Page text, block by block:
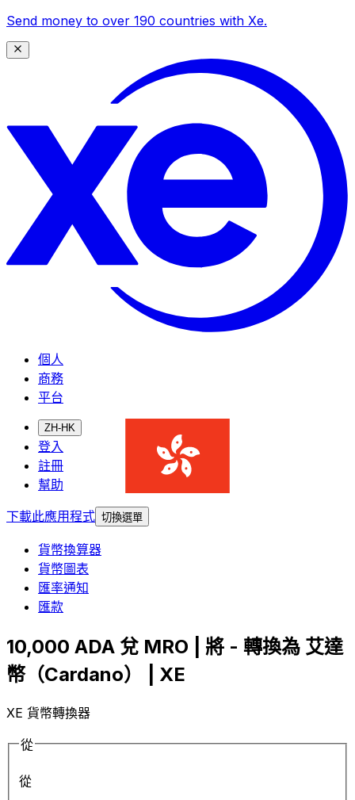
Send money to over 190 countries with Xe.
個人
商務
平台
ZH-HK
登入
註冊
幫助
下載此應用程式 切換選單
貨幣換算器
貨幣圖表
匯率通知
匯款
10,000 ADA 兌 MRO | 將 - 轉換為 艾達
幣（Cardano） | XE
XE 貨幣轉換器
從
從